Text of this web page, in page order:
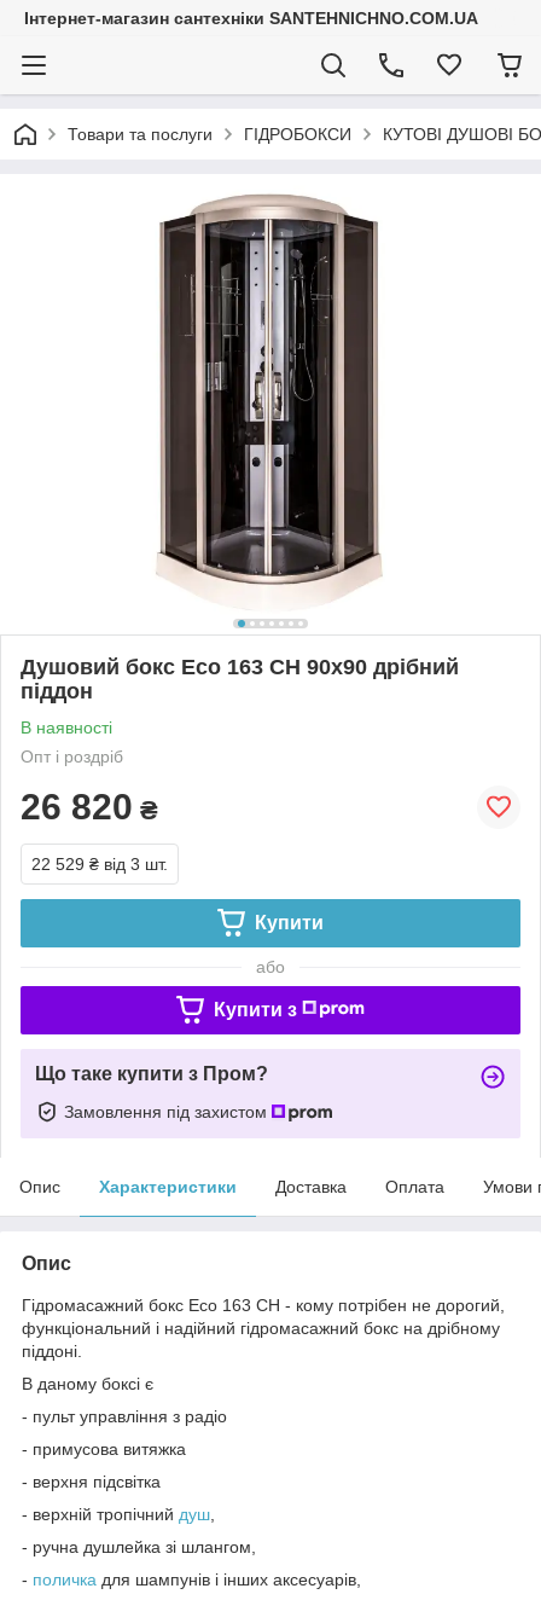
Інтернет-магазин сантехніки SANTEHNICHNO.COM.UA
Товари та послуги ГІДРОБОКСИ КУТОВІ ДУШОВІ
Душовий бокс Eco 163 CH 90х90 дрібний
піддон
В наявності
Опт і роздріб
26 820 ₴
22 529 ₴ від 3 шт.
Купити
або
Купити з
Що таке купити з Пром?
Замовлення під захистом
Опис Характеристики Доставка Оплата Умови
Опис
Гідромасажний бокс Eco 163 CH - кому потрібен не дорогий,
функціональний і надійний гідромасажний бокс на дрібному
піддоні.
В даному боксі є
- пульт управління з радіо
- примусова витяжка
- верхня підсвітка
- верхній тропічний душ
- ручна душлейка зі шлангом,
- поличка для шампунів і інших аксесуарів,